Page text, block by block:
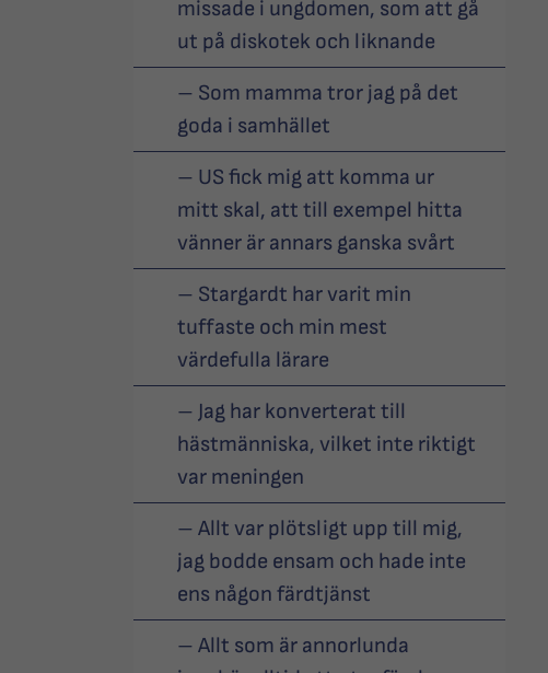
missade i ungdomen, som att gå
ut på diskotek och liknande
– Som mamma tror jag på det
goda i samhället
– US fick mig att komma ur
mitt skal, att till exempel hitta
vänner är annars ganska svårt
– Stargardt har varit min
tuffaste och min mest
värdefulla lärare
– Jag har konverterat till
hästmänniska, vilket inte riktigt
var meningen
– Allt var plötsligt upp till mig,
jag bodde ensam och hade inte
ens någon färdtjänst
– Allt som är annorlunda